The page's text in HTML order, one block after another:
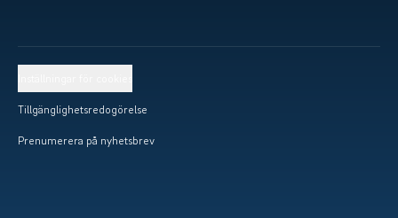
Tillgänglighetsredogörelse
Prenumerera på nyhetsbrev